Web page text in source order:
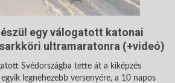
egy válogatott katonai
ultramaratonra (+videó)
Svédországba tette át a kiképzés
legnehezebb versenyére, a 10 napos